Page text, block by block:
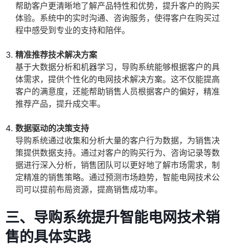
帮助客户更清晰地了解产品特性和优势，提升客户的购买
体验。系统中的实时沟通、咨询服务，使得客户在购买过
程中感受到专业的支持和陪伴。
精准推荐技术解决方案
基于大数据分析和机器学习，导购系统能够根据客户的具
体需求，提供个性化的电网技术解决方案。这不仅能提高
客户的满意度，还能帮助销售人员根据客户的偏好，精准
推荐产品，提升成交率。
数据驱动的决策支持
导购系统通过收集和分析大量的客户行为数据，为销售决
策提供数据支持。通过对客户的购买行为、咨询记录等数
据进行深入分析，销售团队可以更好地了解市场需求，制
定精准的销售策略。通过预测市场趋势，智能电网技术公
司可以提前布局资源，提高销售成功率。
三、导购系统提升智能电网技术销
售的具体实践